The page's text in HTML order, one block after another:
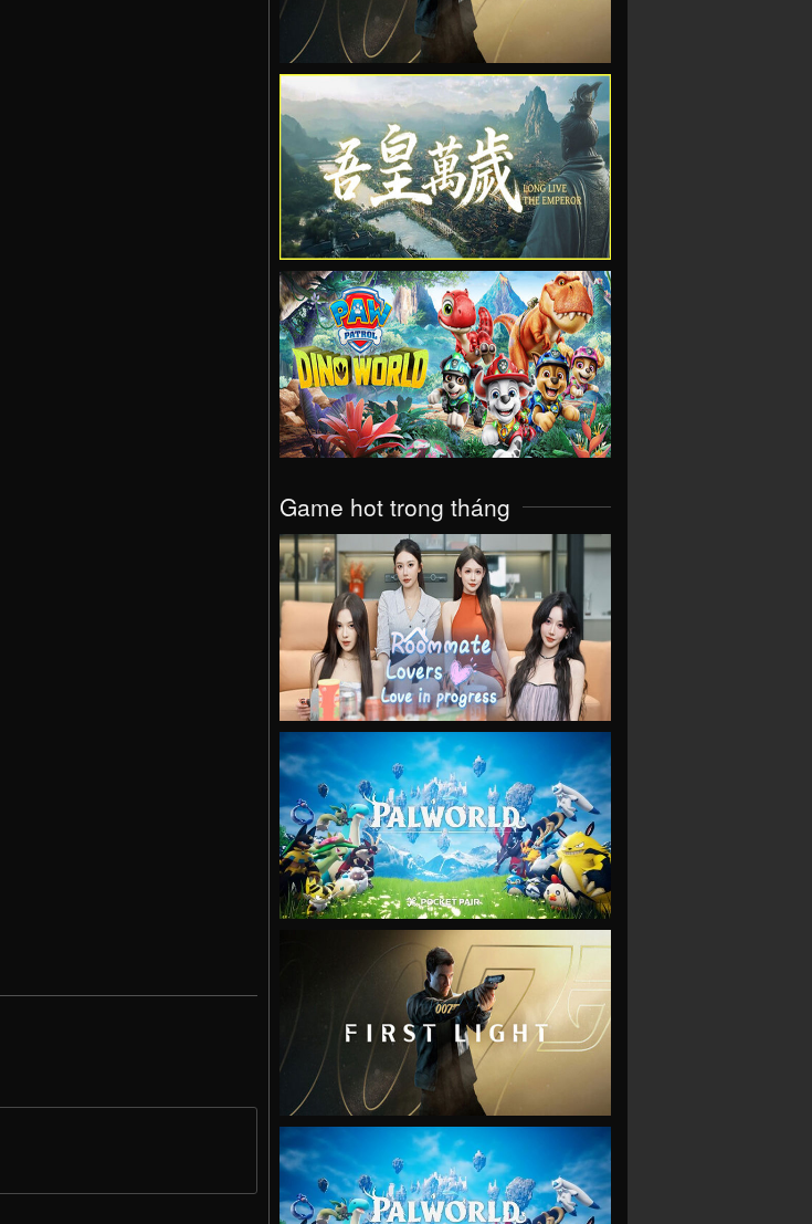
VIEW
VIEW
Game hot trong tháng
VIEW
VIEW
VIEW
VIEW